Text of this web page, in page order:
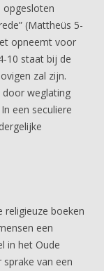
opgesloten
(Mattheüs 5-
opneemt voor
10 staat bij de
zal zijn.
door weglating
een seculiere
religieuze boeken
een
in het Oude
van een